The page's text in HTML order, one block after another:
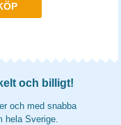
och billigt!
och med snabba
hela Sverige.